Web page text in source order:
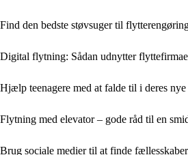
Find den bedste støvsuger til
Digital flytning: Sådan udnytter
Hjælp teenagere med at falde til i deres
Flytning med elevator – gode råd til en
Brug sociale medier til at finde